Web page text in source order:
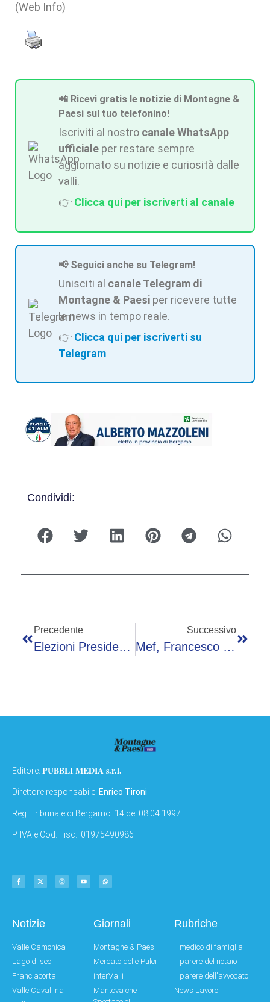
(Web Info)
📲 Ricevi gratis le notizie di Montagne &
Paesi sul tuo telefonino!
Iscriviti al nostro canale WhatsApp
ufficiale per restare sempre
aggiornato su notizie e curiosità dalle
valli.
👉 Clicca qui per iscriverti al canale
📢 Seguici anche su Telegram!
Unisciti al canale Telegram di
Montagne & Paesi per ricevere tutte
le news in tempo reale.
👉 Clicca qui per iscriverti su
Telegram
Condividi:
Precedente
Elezioni Presidenziali In Romania, Sondaggio: Testa A Testa Simion-Antonescu
Successivo
Mef, Francesco Soro Nuovo Dg: Chi È L’avvocato E Manager Pubblico Scelto Da Giorgetti
Editore: PUBBLI MEDIA s.r.l.
Direttore responsabile: Enrico Tironi
Reg: Tribunale di Bergamo: 14 del 08.04.1997
P. IVA e Cod. Fisc.: 01975490986
Notizie
Valle Camonica
Lago d'Iseo
Franciacorta
Valle Cavallina
Giornali
Montagne & Paesi
Mercato delle Pulci
interValli
Mantova che
Rubriche
Il medico di famiglia
Il parere del notaio
Il parere dell'avvocato
News Lavoro